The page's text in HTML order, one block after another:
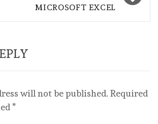
MICROSOFT EXCEL
will not be published. Required
*